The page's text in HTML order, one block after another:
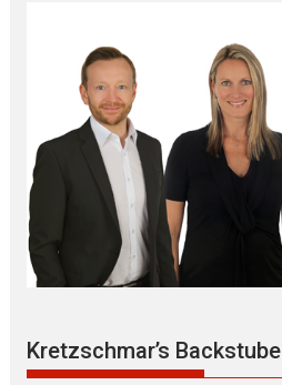
Kretzschmar’s Backstube